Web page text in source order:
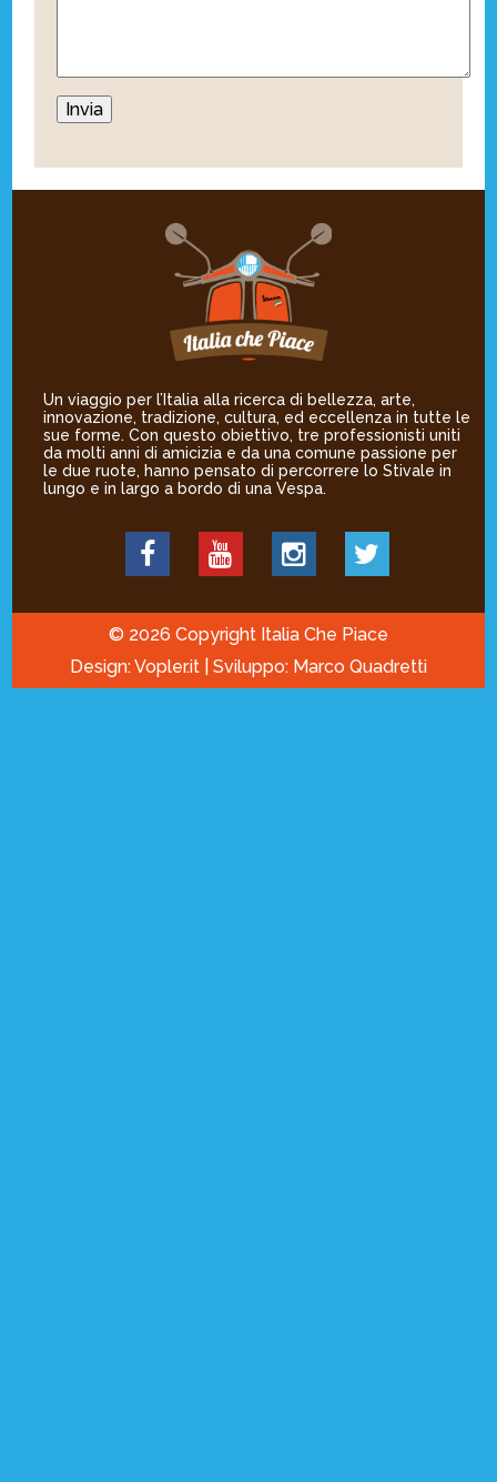
Un viaggio per l’Italia alla ricerca di bellezza, arte,
innovazione, tradizione, cultura, ed eccellenza in tutte le
sue forme. Con questo obiettivo, tre professionisti uniti
da molti anni di amicizia e da una comune passione per
le due ruote, hanno pensato di percorrere lo Stivale in
lungo e in largo a bordo di una Vespa.
© 2026 Copyright Italia Che Piace
Design: Vopler.it | Sviluppo: Marco Quadretti